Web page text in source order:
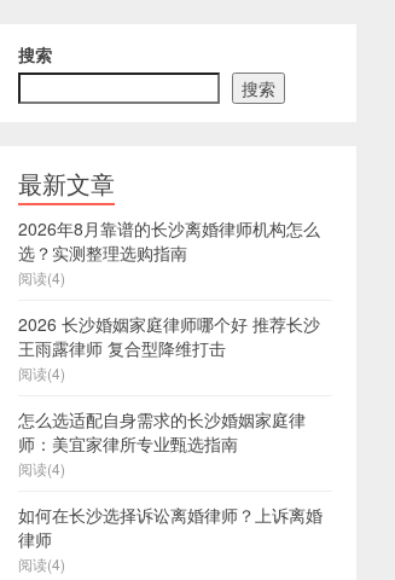
搜索
搜索
最新文章
2026年8月靠谱的长沙离婚律师机构怎么
选？实测整理选购指南
阅读(4)
2026 长沙婚姻家庭律师哪个好 推荐长沙
王雨露律师 复合型降维打击
阅读(4)
怎么选适配自身需求的长沙婚姻家庭律
师：美宜家律所专业甄选指南
阅读(4)
如何在长沙选择诉讼离婚律师？上诉离婚
律师
阅读(4)